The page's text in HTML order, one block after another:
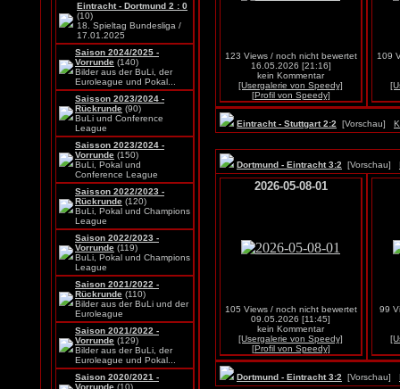
Eintracht - Dortmund 2 : 0
(10)
18. Spieltag Bundesliga /
17.01.2025
Saison 2024/2025 -
Vorrunde (140)
Bilder aus der BuLi, der
Euroleague und Pokal...
Saisson 2023/2024 -
Rückrunde (90)
BuLi und Conference
League
Saisson 2023/2024 -
Vorrunde (150)
BuLi, Pokal und
Conference League
Saisson 2022/2023 -
Rückrunde (120)
BuLi, Pokal und Champions
League
Saison 2022/2023 -
Vorrunde (119)
BuLi, Pokal und Champions
League
Saison 2021/2022 -
Rückrunde (110)
Bilder aus der BuLi und der
Euroleague
Saison 2021/2022 -
Vorrunde (129)
Bilder aus der BuLi, der
Euroleague und Pokal...
Saison 2020/2021 -
Vorrunde (10)
123 Views / noch nicht bewertet
16.05.2026 [21:16]
kein Kommentar
[Usergalerie von Speedy]
[Profil von Speedy]
109
Eintracht - Stuttgart 2:2 [Vorschau]
Dortmund - Eintracht 3:2 [Vorschau]
2026-05-08-01
105 Views / noch nicht bewertet
09.05.2026 [11:45]
kein Kommentar
[Usergalerie von Speedy]
[Profil von Speedy]
99
Dortmund - Eintracht 3:2 [Vorschau]